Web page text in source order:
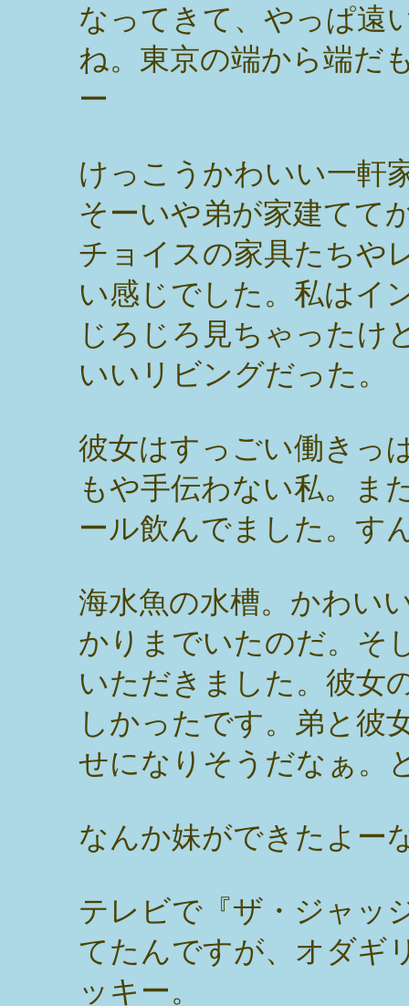
なってきて、やっぱ遠
ね。東京の端から端だ
ー
けっこうかわいい一軒
そーいや弟が家建てて
チョイスの家具たちや
い感じでした。私はイ
じろじろ見ちゃったけ
いいリビングだった。
彼女はすっごい働きっ
もや手伝わない私。ま
ール飲んでました。す
海水魚の水槽。かわい
かりまでいたのだ。そ
いただきました。彼女
しかったです。弟と彼
せになりそうだなぁ。
なんか妹ができたよー
テレビで『ザ・ジャッ
てたんですが、オダギ
ッキー。